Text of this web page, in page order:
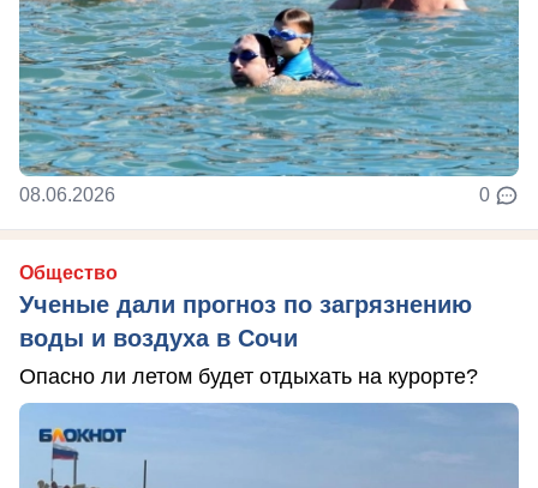
08.06.2026 0
Общество
Ученые дали прогноз по загрязнению
воды и воздуха в Сочи
Опасно ли летом будет отдыхать на курорте?